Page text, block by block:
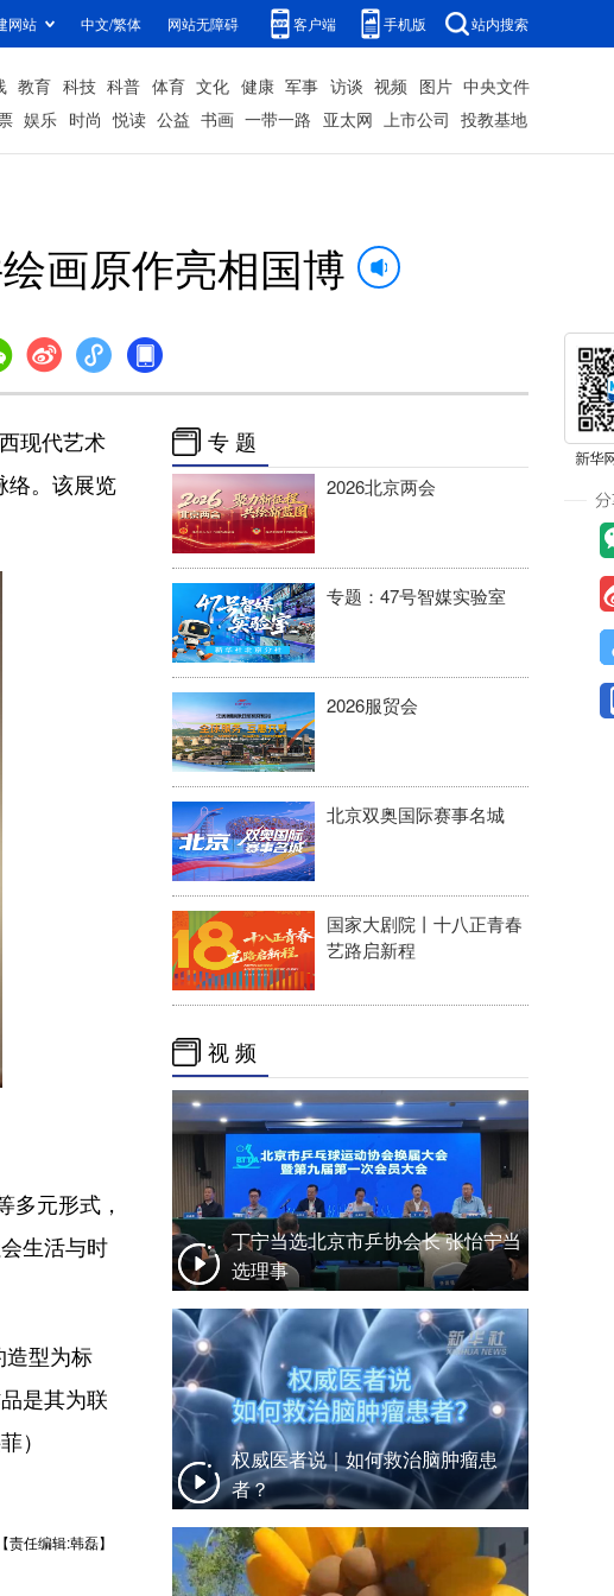
网站 中文/繁体 网站无障碍 客户端 手机版 站内搜索
教育 科技 科普 体育 文化 健康 军事 访谈 视频 图片 中央文件
娱乐 时尚 悦读 公益 书画 一带一路 亚太网 上市公司 投教基地
画原作亮相国博
现代艺术
络。该展览
多元形式，
生活与时
型为标
是其为联
）
【责任编辑:韩磊】
专 题
2026北京两会
专题：47号智媒实验室
2026服贸会
北京双奥国际赛事名城
国家大剧院丨十八正青春
艺路启新程
视 频
丁宁当选北京市乒协会长 张怡宁当
选理事
权威医者说｜如何救治脑肿瘤患
者？